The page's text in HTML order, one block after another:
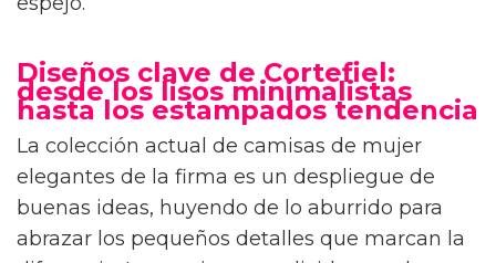
Diseños clave de Cortefiel:
desde los lisos minimalistas
hasta los estampados tendencia
La colección actual de camisas de mujer
elegantes de la firma es un despliegue de
buenas ideas, huyendo de lo aburrido para
abrazar los pequeños detalles que marcan la